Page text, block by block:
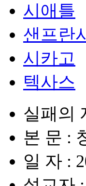
시애틀
샌프란
시카고
텍사스
실패의
본 문 :
일 자 :